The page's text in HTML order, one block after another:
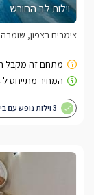
וילות לב החורש
צימרים בצפון, שומרה
3 וילות נופש עם בין 6-8 חדרים כל אחת